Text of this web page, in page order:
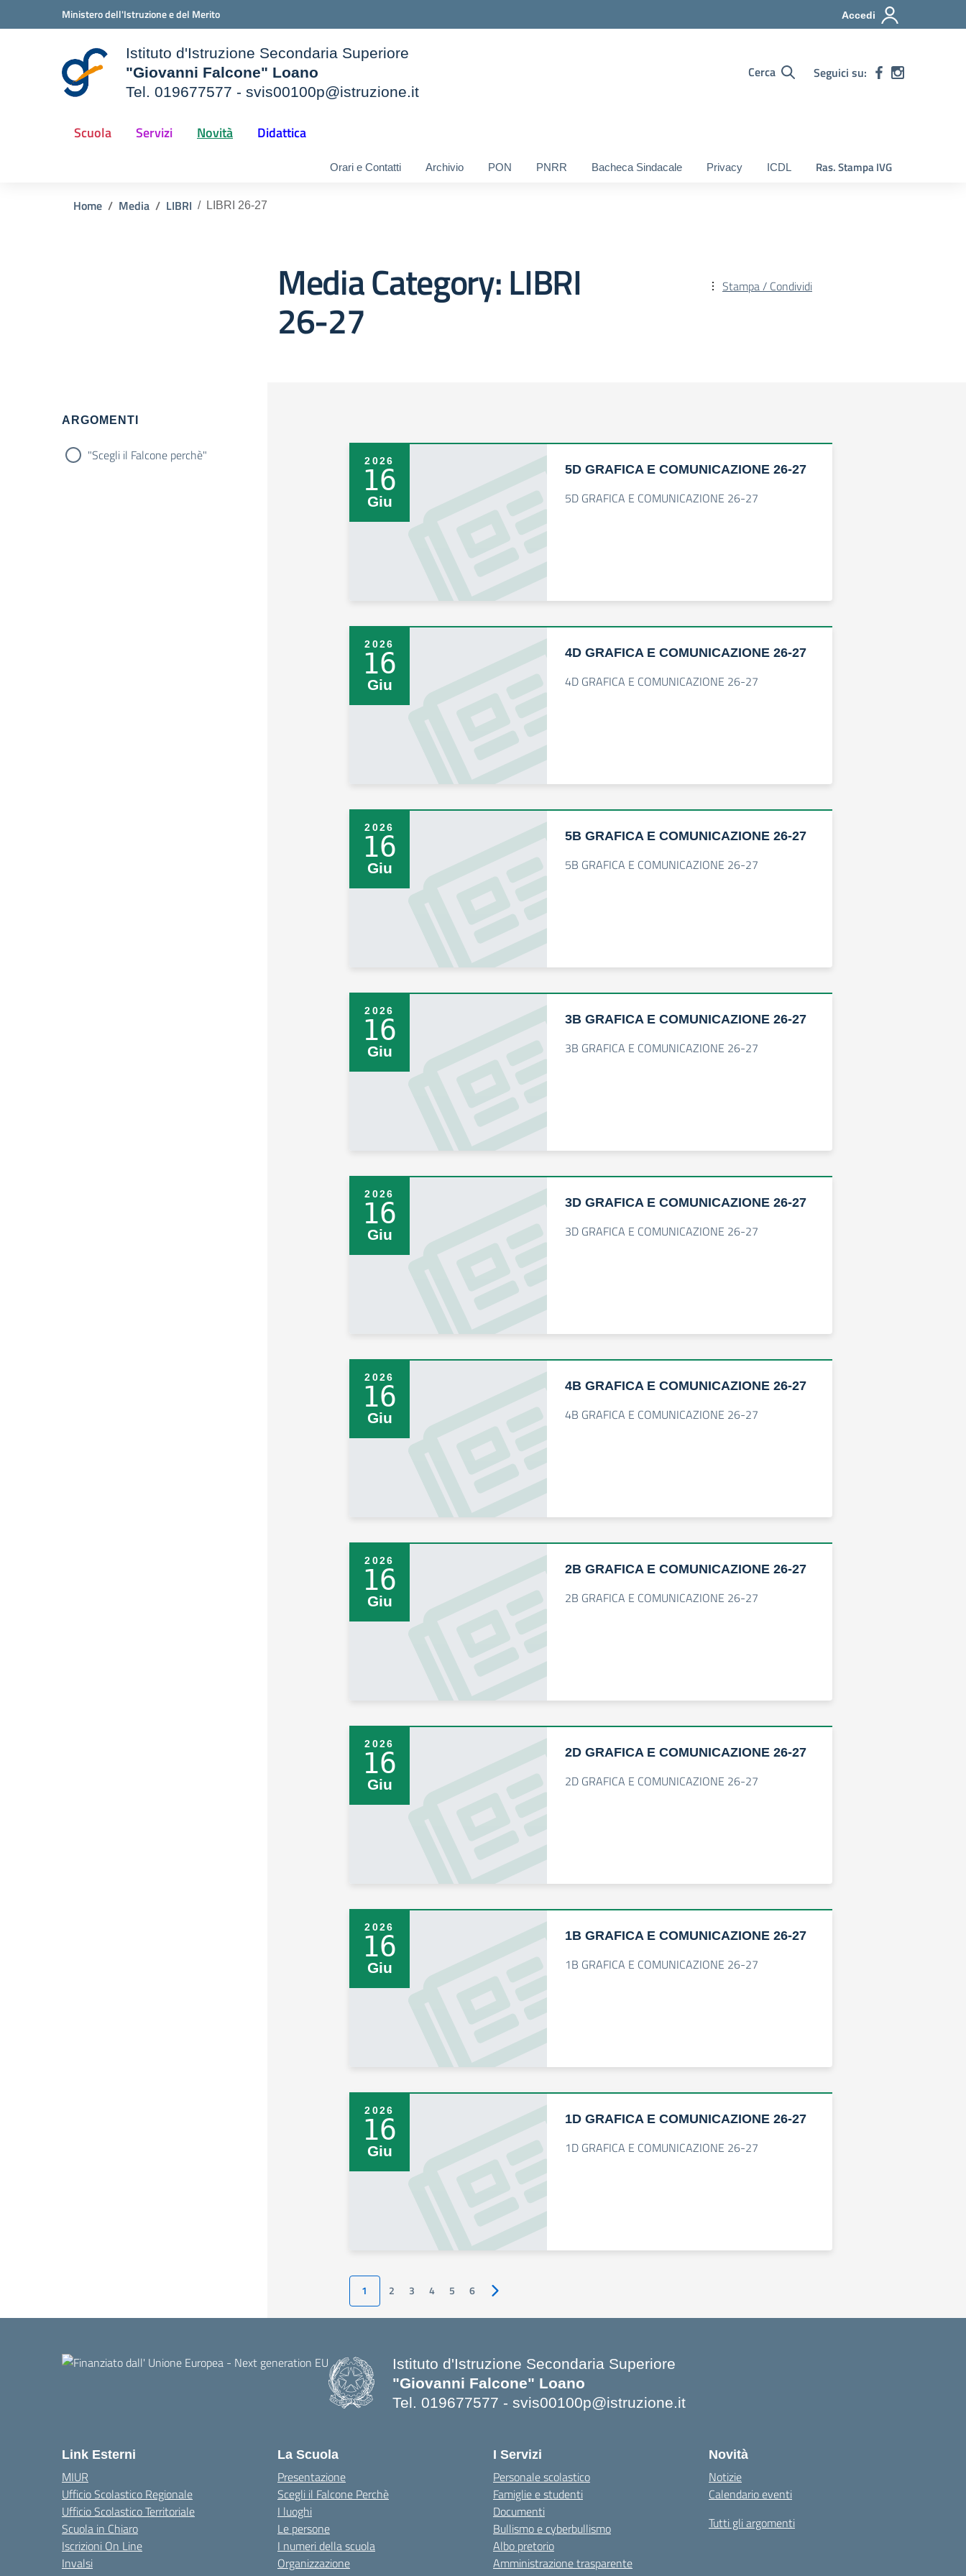
Vai ai contenuti
Vai al menu di navigazioneMinistero dell'Istruzione e del Merito Accedi
Istituto d'Istruzione Secondaria Superiore
"Giovanni Falcone" Loano
Tel. 019677577 - svis00100p@istruzione.it
Cerca Seguici su:
Scuola Servizi Novità Didattica
Orari e Contatti Archivio PON PNRR Bacheca Sindacale Privacy ICDL Ras. Stampa IVG
Home Media LIBRI LIBRI 26-27
Media Category:LIBRI
26-27
Stampa / Condividi
Filtri
ARGOMENTI
"Scegli il Falcone perchè" 2026
16
Giu
5D GRAFICA E COMUNICAZIONE 26-27
5D GRAFICA E COMUNICAZIONE 26-27
2026
16
Giu
4D GRAFICA E COMUNICAZIONE 26-27
4D GRAFICA E COMUNICAZIONE 26-27
2026
16
Giu
5B GRAFICA E COMUNICAZIONE 26-27
5B GRAFICA E COMUNICAZIONE 26-27
2026
16
Giu
3B GRAFICA E COMUNICAZIONE 26-27
3B GRAFICA E COMUNICAZIONE 26-27
2026
16
Giu
3D GRAFICA E COMUNICAZIONE 26-27
3D GRAFICA E COMUNICAZIONE 26-27
2026
16
Giu
4B GRAFICA E COMUNICAZIONE 26-27
4B GRAFICA E COMUNICAZIONE 26-27
2026
16
Giu
2B GRAFICA E COMUNICAZIONE 26-27
2B GRAFICA E COMUNICAZIONE 26-27
2026
16
Giu
2D GRAFICA E COMUNICAZIONE 26-27
2D GRAFICA E COMUNICAZIONE 26-27
2026
16
Giu
1B GRAFICA E COMUNICAZIONE 26-27
1B GRAFICA E COMUNICAZIONE 26-27
2026
16
Giu
1D GRAFICA E COMUNICAZIONE 26-27
1D GRAFICA E COMUNICAZIONE 26-27
1 2 3 4 5 6 Pagina successiva
Istituto d'Istruzione Secondaria Superiore
"Giovanni Falcone" Loano
Tel. 019677577 - svis00100p@istruzione.it
Link Esterni
MIUR
Ufficio Scolastico Regionale
Ufficio Scolastico Territoriale
Scuola in Chiaro
Iscrizioni On Line
Invalsi
La Scuola
Presentazione
Scegli il Falcone Perchè
I luoghi
Le persone
I numeri della scuola
Organizzazione
I Servizi
Personale scolastico
Famiglie e studenti
Documenti
Bullismo e cyberbullismo
Albo pretorio
Amministrazione trasparente
Novità
Notizie
Calendario eventi
Tutti gli argomenti